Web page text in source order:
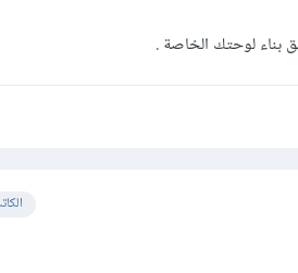
بناء لوحتك الخاصة .